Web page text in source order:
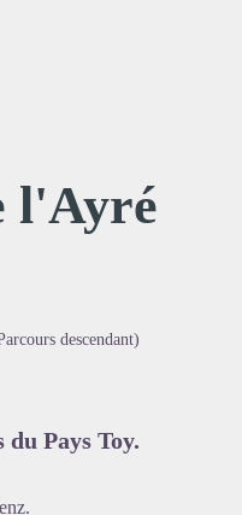
l'Ayré
descendant)
Pays Toy.